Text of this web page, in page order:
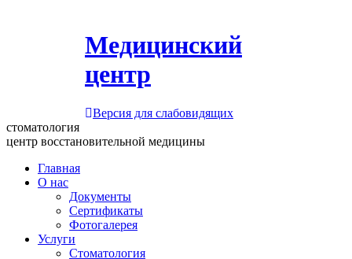
Медицинский
центр
Версия для слабовидящих
стоматология
центр восстановительной медицины
Главная
О нас
Документы
Сертификаты
Фотогалерея
Услуги
Стоматология